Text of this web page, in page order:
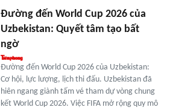
Đường đến World Cup 2026 của
Uzbekistan: Quyết tâm tạo bất
ngờ
Đường đến World Cup 2026 của Uzbekistan:
Cơ hội, lực lượng, lịch thi đấu. Uzbekistan đã
hiên ngang giành tấm vé tham dự vòng chung
kết World Cup 2026. Việc FIFA mở rộng quy mô